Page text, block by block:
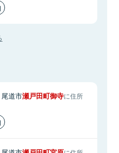
尾道市瀬戸田町御寺に住所